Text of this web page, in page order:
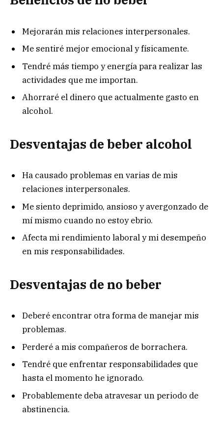
Mejorarán mis relaciones interpersonales.
Me sentiré mejor emocional y físicamente.
Tendré más tiempo y energía para realizar las
actividades que me importan.
Ahorraré el dinero que actualmente gasto en
alcohol.
Desventajas de beber alcohol
Ha causado problemas en varias de mis
relaciones interpersonales.
Me siento deprimido, ansioso y avergonzado de
mí mismo cuando no estoy ebrio.
Afecta mi rendimiento laboral y mi desempeño
en mis responsabilidades.
Desventajas de no beber
Deberé encontrar otra forma de manejar mis
problemas.
Perderé a mis compañeros de borrachera.
Tendré que enfrentar responsabilidades que
hasta el momento he ignorado.
Probablemente deba atravesar un periodo de
abstinencia.